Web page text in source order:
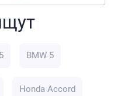
BMW 5
Honda Accord